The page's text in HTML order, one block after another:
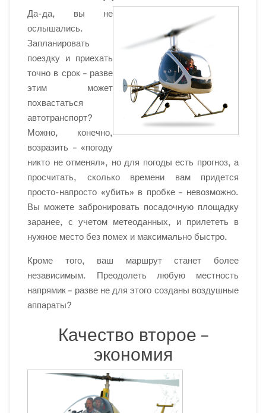
Да-да, вы не
ослышались.
Запланировать
поездку и приехать
точно в срок – разве
этим может
похвастаться
автотранспорт?
Можно, конечно,
возразить – «погоду
никто не отменял», но для погоды есть прогноз, а
просчитать, сколько времени вам придется
просто-напросто «убить» в пробке – невозможно.
Вы можете забронировать посадочную площадку
заранее, с учетом метеоданных, и прилететь в
нужное место без помех и максимально быстро.
Кроме того, ваш маршрут станет более
независимым. Преодолеть любую местность
напрямик – разве не для этого созданы воздушные
аппараты?
Качество второе –
экономия